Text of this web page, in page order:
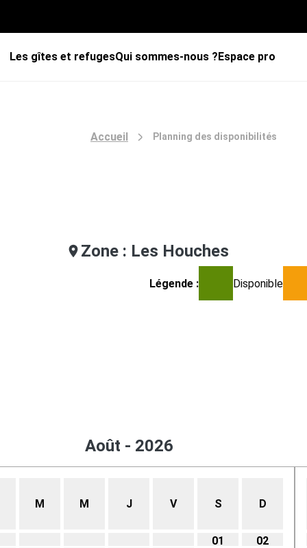
Les gîtes et refugesQui sommes-nous ?Espace pro
Accueil Planning des disponibilités
Zone : Les Houches
Légende : Disponible
Août - 2026
M M J V S D
01 02